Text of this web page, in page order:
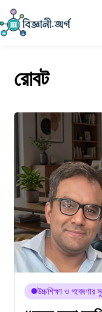
রোবট
উচ্চশিক্ষা ও গবেষণার